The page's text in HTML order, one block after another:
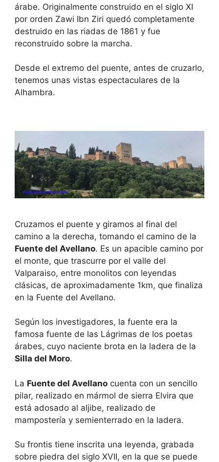
árabe. Originalmente construido en el siglo XI
por orden Zawi Ibn Ziri quedó completamente
destruido en las riadas de 1861 y fue
reconstruido sobre la marcha.
Desde el extremo del puente, antes de cruzarlo,
tenemos unas vistas espectaculares de la
Alhambra.
Cruzamos el puente y giramos al final del
camino a la derecha, tomando el camino de la
Fuente del Avellano. Es un apacible camino por
el monte, que trascurre por el valle del
Valparaiso, entre monolitos con leyendas
clásicas, de aproximadamente 1km, que finaliza
en la Fuente del Avellano.
Según los investigadores, la fuente era la
famosa fuente de las Lágrimas de los poetas
árabes, cuyo naciente brota en la ladera de la
Silla del Moro.
La Fuente del Avellano cuenta con un sencillo
pilar, realizado en mármol de sierra Elvira que
está adosado al aljibe, realizado de
mampostería y semienterrado en la ladera.
Su frontis tiene inscrita una leyenda, grabada
sobre piedra del siglo XVII, en la que se puede